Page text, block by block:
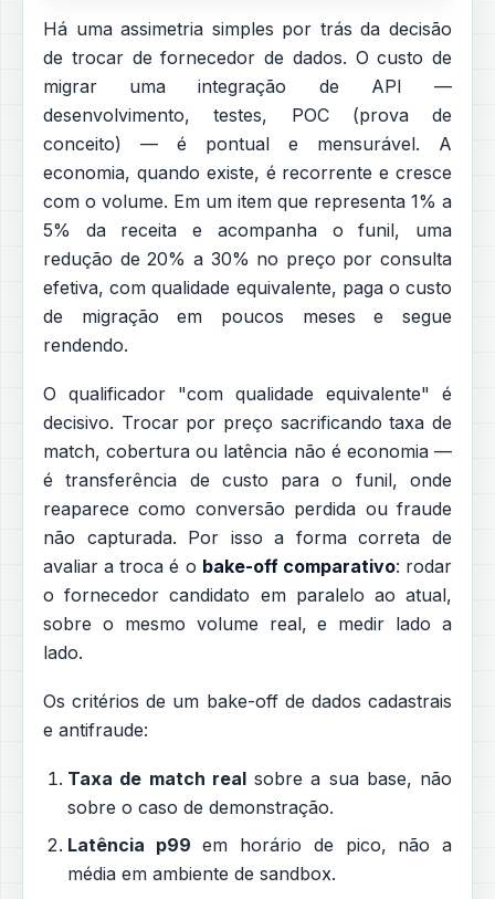
Há uma assimetria simples por trás da decisão
de trocar de fornecedor de dados. O custo de
migrar uma integração de API —
desenvolvimento, testes, POC (prova de
conceito) — é pontual e mensurável. A
economia, quando existe, é recorrente e cresce
com o volume. Em um item que representa 1% a
5% da receita e acompanha o funil, uma
redução de 20% a 30% no preço por consulta
efetiva, com qualidade equivalente, paga o custo
de migração em poucos meses e segue
rendendo.
O qualificador "com qualidade equivalente" é
decisivo. Trocar por preço sacrificando taxa de
match, cobertura ou latência não é economia —
é transferência de custo para o funil, onde
reaparece como conversão perdida ou fraude
não capturada. Por isso a forma correta de
avaliar a troca é o bake-off comparativo: rodar
o fornecedor candidato em paralelo ao atual,
sobre o mesmo volume real, e medir lado a
lado.
Os critérios de um bake-off de dados cadastrais
e antifraude:
Taxa de match realsobre a sua base, não
sobre o caso de demonstração.
Latência p99 em horário de pico, não a
média em ambiente de sandbox.